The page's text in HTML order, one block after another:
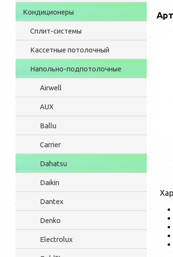
Кондиционеры
Сплит-системы
Кассетные потолочный
Напольно-подпотолочные
Airwell
AUX
Ballu
Carrier
Dahatsu
Daikin
Dantex
Denko
Electrolux